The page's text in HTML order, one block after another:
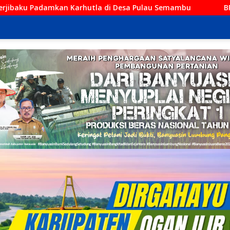
Pulau Semambu BRI BO Kayuagung Perkuat